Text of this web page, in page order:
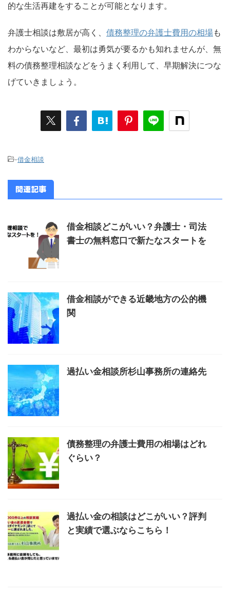
的な生活再建をすることが可能となります。
弁護士相談は敷居が高く、 債務整理の弁護士費用の相場も
わからないなど、最初は勇気が要るかも知れませんが、無
料の債務整理相談などをうまく利用して、早期解決につな
げていきましょう。
-借金相談
関連記事
借金相談どこがいい？弁護士・司法
書士の無料窓口で新たなスタートを
借金相談ができる近畿地方の公的機
関
過払い金相談所杉山事務所の連絡先
債務整理の弁護士費用の相場はどれ
ぐらい？
過払い金の相談はどこがいい？評判
と実績で選ぶならこちら！